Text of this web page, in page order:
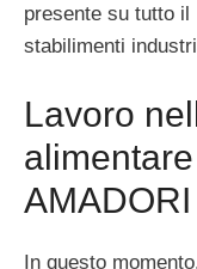
presente su tutto
stabilimenti
Lavoro
AMADORI
In questo